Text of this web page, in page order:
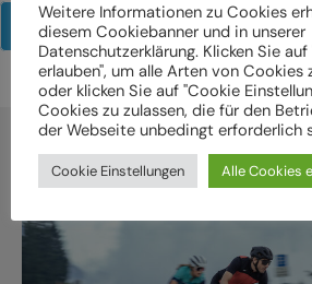
Mehr Produkte anzeigen
Weitere Informationen zu Cookies
diesem Cookiebanner und in unserer
Datenschutzerklärung. Klicken Sie
erlauben", um alle Arten von Cookies
oder klicken Sie auf "Cookie
Cookies zu zulassen, die für den
der Webseite unbedingt erforderlich
Cookie Einstellungen Alle Cookies